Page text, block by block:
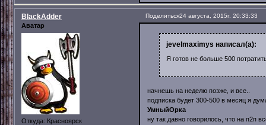
Поделиться24 августа, 2015г. 20:33:33
BlackAdder
Аватар
Откуда: Красноярск
jevelmaximys написал(а):
Я готов не больше 500
начнешь на неделю позже, и все..
подписка будет 300-500 в месяц я
УмныйОрка
ну так давно говорилось, что на п2п